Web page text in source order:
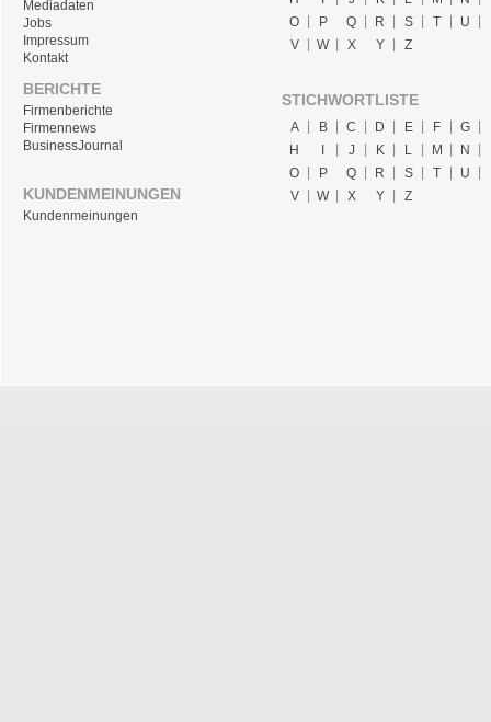
Mediadaten
Jobs
Impressum
Kontakt
BERICHTE
Firmenberichte
Firmennews
BusinessJournal
KUNDENMEINUNGEN
Kundenmeinungen
O
P Q R S T
U
V
W X Y Z
STICHWORTLISTE
A B C D E F
G
H
J K L M
N
O
P Q R S T
U
V
W X Y Z